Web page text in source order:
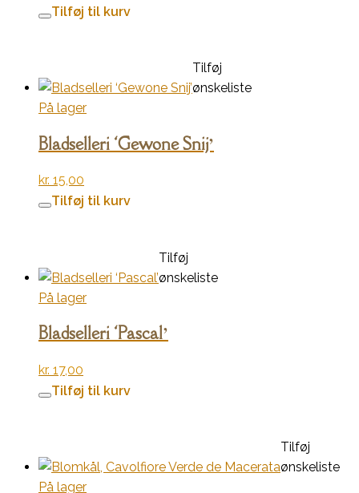
Tilføj til kurv
Tilføj
ønskeliste
På lager
Bladselleri ‘Gewone Snij’
kr. 15,00
Tilføj til kurv
Tilføj
ønskeliste
På lager
Bladselleri ‘Pascal’
kr. 17,00
Tilføj til kurv
Tilføj
ønskeliste
På lager